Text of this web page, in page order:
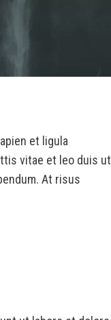
et ligula
vitae et leo duis ut
At risus